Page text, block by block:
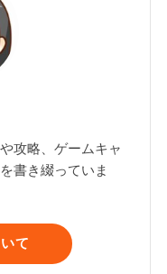
攻略、ゲームキャ
書き綴っていま
て